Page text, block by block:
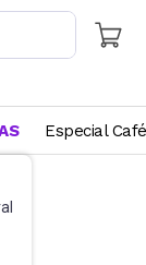
Especial Café